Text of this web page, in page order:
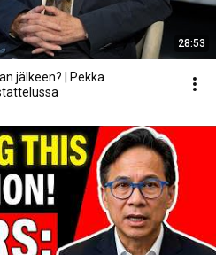
28:53
jälkeen? | Pekka